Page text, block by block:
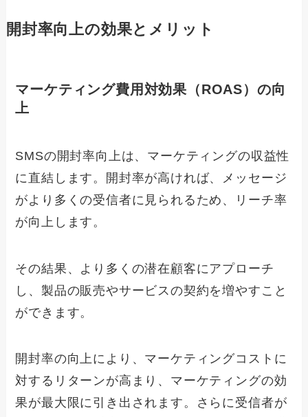
開封率向上の効果とメリット
マーケティング費用対効果（ROAS）の向
上
SMSの開封率向上は、マーケティングの収益性
に直結します。開封率が高ければ、メッセージ
がより多くの受信者に見られるため、リーチ率
が向上します。
その結果、より多くの潜在顧客にアプローチ
し、製品の販売やサービスの契約を増やすこと
ができます。
開封率の向上により、マーケティングコストに
対するリターンが高まり、マーケティングの効
果が最大限に引き出されます。さらに受信者が